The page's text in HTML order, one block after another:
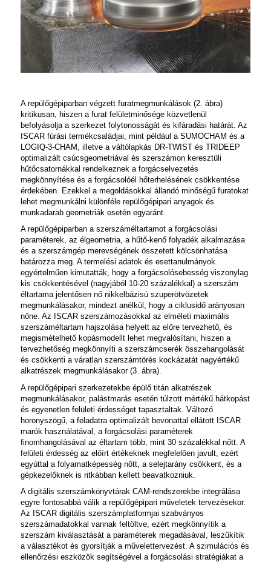
A repülőgépiparban végzett furatmegmunkálások (2. ábra)
kritikusan, hiszen a furat felületminősége közvetlenül
befolyásolja a szerkezet folytonosságát és kifáradási határát. Az
ISCAR fúrási termékcsaládjai, mint például a SUMOCHAM és a
LOGIQ-3-CHAM
illetve a váltólapkás DR‑TWISTés TRIDEEP
optimalizált csúcsgeometriával és szerszámon keresztüli
hűtőcsatornákkal rendelkeznek a forgácselvezetés
megkönnyítése és a forgácsolóél hőterhelésének csökkentése
érdekében. Ezekkel a megoldásokkal állandó minőségű furatokat
lehet megmunkálni különféle repülőgépipari anyagok és
munkadarab geometriák esetén egyaránt.
A repülőgépiparban a szerszáméltartamot a forgácsolási
paraméterek, az élgeometria, a hűtő-kenő folyadék alkalmazása
és a szerszámgép merevségének összetett kölcsönhatása
határozza meg. A termelési adatok és esettanulmányok
egyértelműen kimutatták, hogy a forgácsolósebesség viszonylag
kis csökkentésével (nagyjából 10-20 százalékkal) a szerszám
éltartama jelentősen nő nikkelbázisú szuperötvözetek
megmunkálásakor, mindezt anélkül, hogy a ciklusidő arányosan
nőne. Az ISCAR szerszámozásokkal az elméleti maximális
szerszáméltartam hajszolása helyett az előre tervezhető, és
megismételhető kopásmodellt lehet megvalósítani, hiszen a
tervezhetőség megkönnyíti a szerszámcserék összehangolását
és csökkenti a váratlan szerszámtörés kockázatát nagyértékű
alkatrészek megmunkálásakor (3. ábra).
A repülőgépipari szerkezetekbe épülő titán alkatrészek
megmunkálásakor, palástmarás esetén túlzott mértékű hátkopást
és egyenetlen felületi érdességet tapasztaltak. Változó
horonyszögű, a feladatra optimalizált bevonattal ellátott ISCAR
marók használatával, a forgácsolási paraméterek
finomhangolásával az éltartam több, mint 30 százalékkal nőtt. A
felületi érdesség az előírt értékeknek megfelelően javult, ezért
egyúttal a folyamatképesség nőtt, a selejtarány csökkent, és a
gépkezelőknek is ritkábban kellett beavatkozniuk.
A digitális szerszámkönyvtárak CAM-rendszerekbe integrálása
egyre fontosabbá válik a repülőgépipari műveletek tervezésekor.
Az ISCAR digitális szerszámplatformjai szabványos
szerszámadatokkal vannak feltöltve, ezért megkönnyítik a
szerszám kiválasztását a paraméterek megadásával, leszűkítik
a választékot és gyorsítják a művelettervezést. A szimulációs és
ellenőrzési eszközök segítségével a forgácsolási stratégiákat a